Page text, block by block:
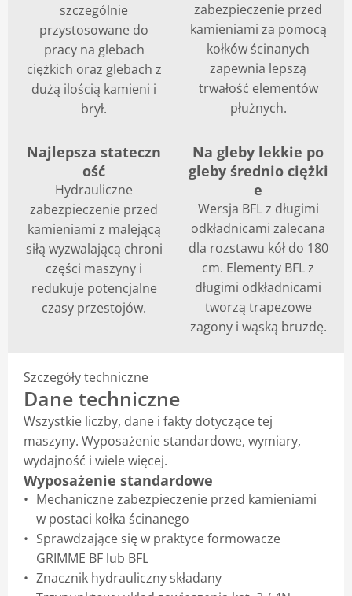
szczególnie
przystosowane do
pracy na glebach
ciężkich oraz glebach z
dużą ilością kamieni i
brył.
zabezpieczenie przed
kamieniami za pomocą
kołków ścinanych
zapewnia lepszą
trwałość elementów
płużnych.
Najlepsza stateczn
ość
Hydrauliczne
zabezpieczenie przed
kamieniami z malejącą
siłą wyzwalającą chroni
części maszyny i
redukuje potencjalne
czasy przestojów.
Na gleby lekkie po
gleby średnio ciężki
e
Wersja BFL z długimi
odkładnicami zalecana
dla rozstawu kół do 180
cm. Elementy BFL z
długimi odkładnicami
tworzą trapezowe
zagony i wąską bruzdę.
Szczegóły techniczne
Dane techniczne
Wszystkie liczby, dane i fakty dotyczące tej
maszyny. Wyposażenie standardowe, wymiary,
wydajność i wiele więcej.
Wyposażenie standardowe
Mechaniczne zabezpieczenie przed kamieniami
w postaci kołka ścinanego
Sprawdzające się w praktyce formowacze
GRIMME BF lub BFL
Znacznik hydrauliczny składany